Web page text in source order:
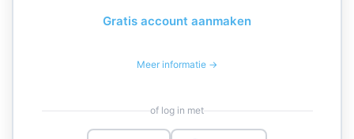
Gratis account aanmaken
Meer informatie →
of log in met